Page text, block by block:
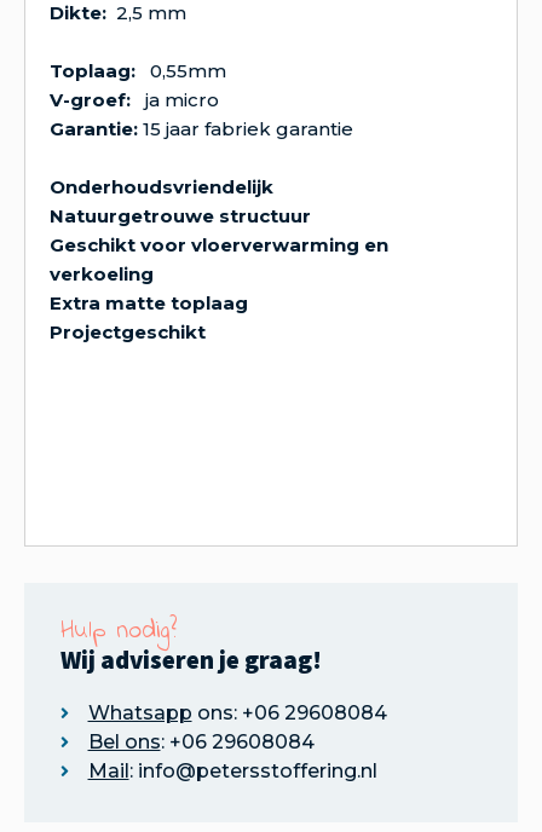
Dikte: 2,5 mm
Toplaag:
0,55mm
V-groef:
ja micro
Garantie: 15 jaar fabriek garantie
Onderhoudsvriendelijk
Natuurgetrouwe structuur
Geschikt voor vloerverwarming en
verkoeling
Extra matte toplaag
Projectgeschikt
Hulp nodig?
Wij adviseren je graag!
Whatsapp ons: +06 29608084
Bel ons: +06 29608084
Mail : info@petersstoffering.nl